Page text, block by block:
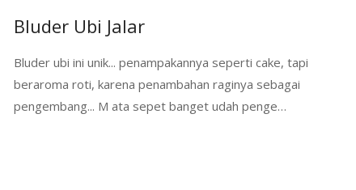
Bluder Ubi Jalar
Bluder ubi ini unik... penampakannya seperti cake, tapi
beraroma roti, karena penambahan raginya sebagai
pengembang... M ata sepet banget udah penge…